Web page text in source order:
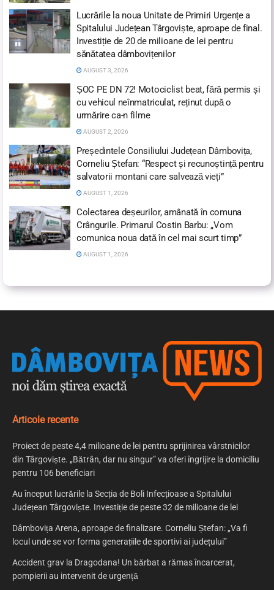
Lucrările la noua Unitate de Primiri Urgențe a
Spitalului Județean Târgoviște, aproape de final.
Investiție de 20 de milioane de lei pentru
sănătatea dâmbovițenilor
AUGUST 3, 2026
ȘOC PE DN 72! Motociclist beat, fără permis și
cu vehicul neînmatriculat, reținut după o
urmărire ca-n filme
AUGUST 2, 2026
Președintele Consiliului Județean Dâmbovița,
Corneliu Ștefan: “Respect și recunoștință pentru
salvatorii montani care salvează vieți”
AUGUST 1, 2026
Colectarea deșeurilor, amânată în comuna
Crângurile. Primarul Costin Barbu: „Vom
comunica noua dată în cel mai scurt timp”
AUGUST 1, 2026
Articole recente
Proiect de peste 4,4 milioane de lei pentru sprijinirea vârstnicilor
din Târgoviște. „Bătrân, dar nu singur” va oferi îngrijire la domiciliu
pentru 106 beneficiari
Au început lucrările la Secția de Boli Infecțioase a Spitalului
Județean Târgoviște. Investiție de peste 32 de milioane de lei
Dâmbovița Arena, aproape de finalizare. Corneliu Ștefan: „Va fi
locul unde se vor forma generațiile de sportivi ai județului”
Accident grav la Dragodana! Un bărbat a rămas încarcerat,
pompierii au intervenit de urgență